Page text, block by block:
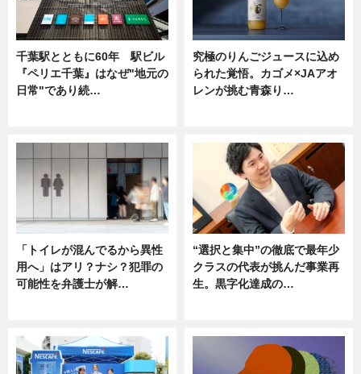
千葉駅とともに60年 駅ビル
『ペリエ千葉』はなぜ"地元の
日常"であり続…
究極のりんごジュースに込め
られた覚悟。カゴメ×JAアオ
レンが挑む青森り…
「トイレが混んでるから異性
用へ」はアリ？ナシ？犯罪の
可能性を弁護士が解…
“選択と集中”の徹底で最年少
クラスの代表が挑んだ事業再
生。黒字化達成の…